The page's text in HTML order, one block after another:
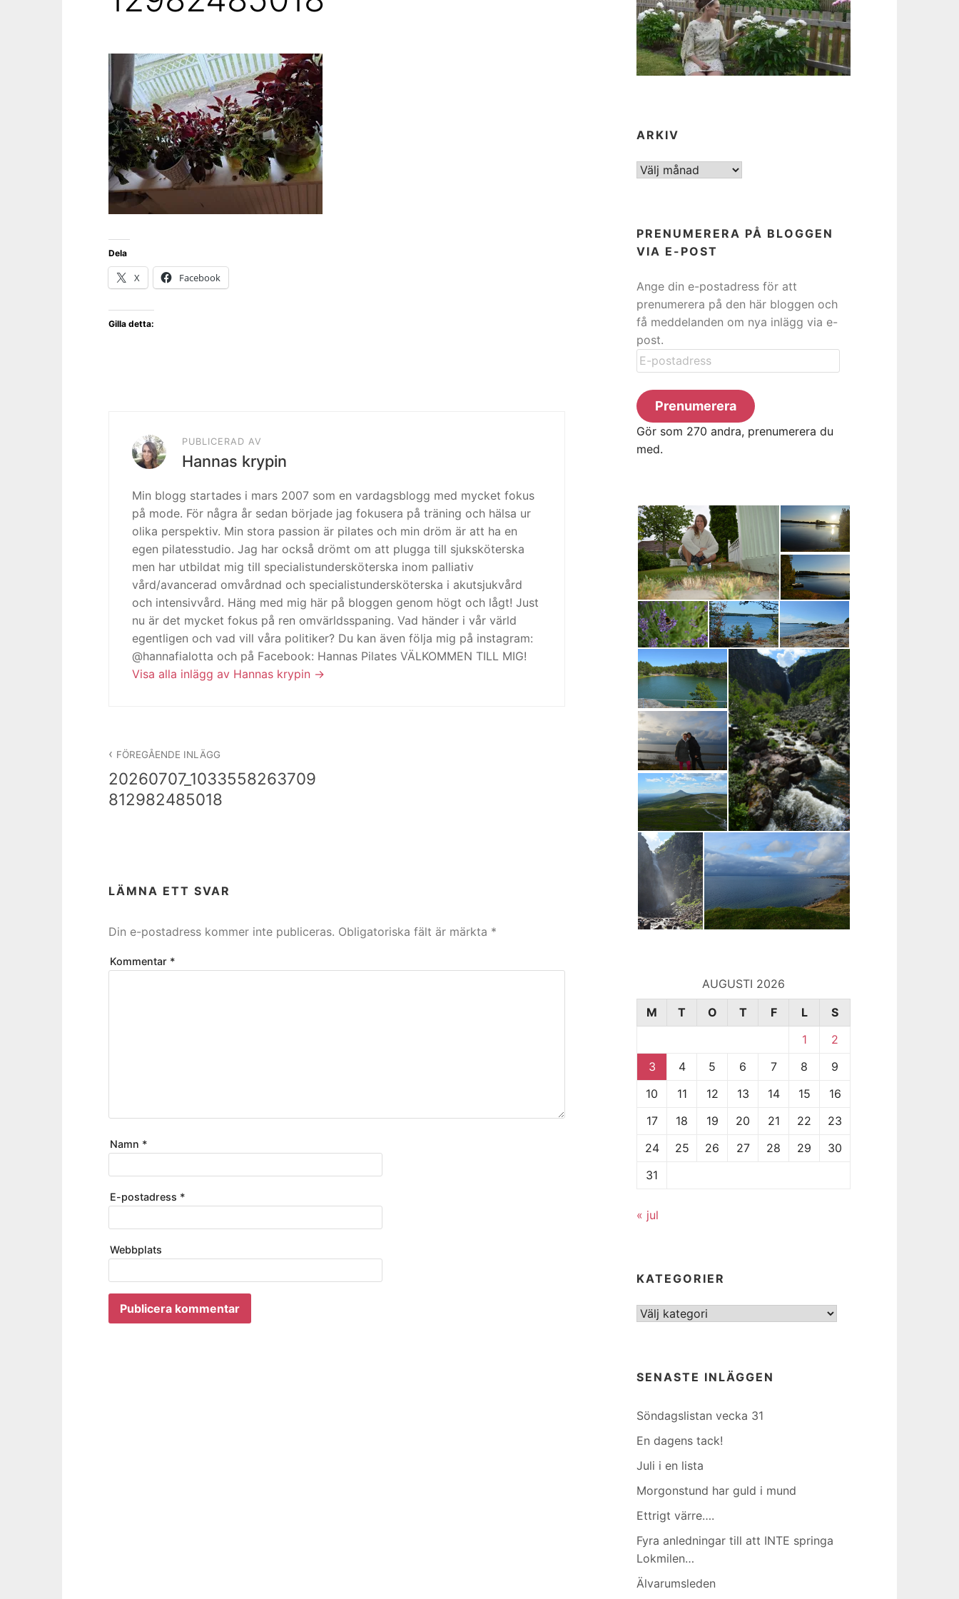
Dela
X Facebook
Gilla detta:
PUBLICERAD AV
Hannas krypin
Min blogg startades i mars 2007 som en vardagsblogg med mycket fokus
på mode. För några år sedan började jag fokusera på träning och hälsa ur
olika perspektiv. Min stora passion är pilates och min dröm är att ha en
egen pilatesstudio. Jag har också drömt om att plugga till sjuksköterska
men har utbildat mig till specialistundersköterska inom palliativ
vård/avancerad omvårdnad och specialistundersköterska i akutsjukvård
och intensivvård. Häng med mig här på bloggen genom högt och lågt! Just
nu är det mycket fokus på ren omvärldsspaning. Vad händer i vår värld
egentligen och vad vill våra politiker? Du kan även följa mig på instagram:
@hannafialotta och på Facebook: Hannas Pilates VÄLKOMMEN TILL MIG!
Visa alla inlägg av Hannas krypin
FÖREGÅENDE INLÄGG
20260707_1033558263709
812982485018
LÄMNA ETT SVAR
Din e-postadress kommer inte publiceras. Obligatoriska fält är märkta *
Kommentar *
Namn *
E-postadress *
Webbplats
ARKIV
ARKIV
PRENUMERERA PÅ BLOGGEN
VIA E-POST
Ange din e-postadress för att
prenumerera på den här bloggen och
få meddelanden om nya inlägg via e-
post.
E-
postadress
Prenumerera
Gör som 270 andra, prenumerera du
med.
AUGUSTI 2026
M
T O T F L
S
1
2
3
4 5 6 7 8
9
10
11 12 13 14 15
16
17
18 19 20 21 22
23
24
25 26 27 28 29
30
31
« jul
KATEGORIER
Kategorier
SENASTE INLÄGGEN
Söndagslistan vecka 31
En dagens tack!
Juli i en lista
Morgonstund har guld i mund
Ettrigt värre….
Fyra anledningar till att INTE springa
Lokmilen…
Älvarumsleden